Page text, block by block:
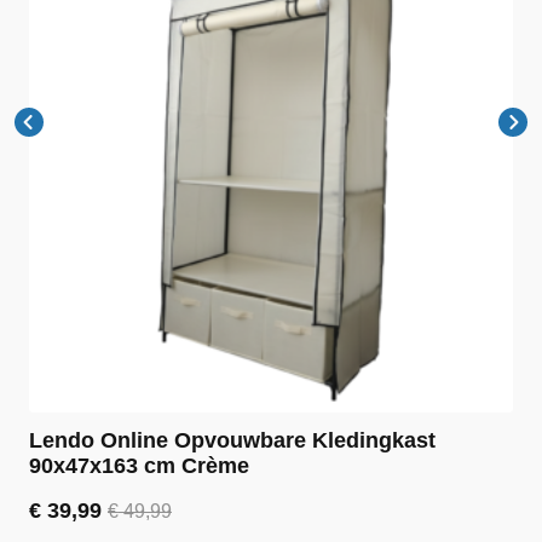
Lendo Online Opvouwbare Kledingkast
90x47x163 cm Crème
€49,99
Oorspronkelijke
€ 39,99
Huidige